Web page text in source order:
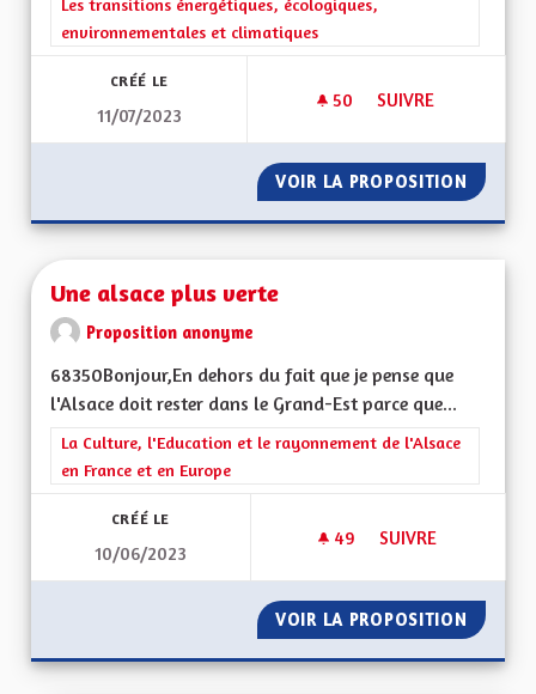
Filtrer les résultats de la catégorie : Les transitions
Les transitions énergétiques, écologiques,
environnementales et climatiques
CRÉÉ LE
11/07/2023
50 50 ABONNÉS
SUIVRE
VOIR LA PROPOSITION UNE
Une alsace plus verte
Proposition anonyme
68350Bonjour,En dehors du fait que je pense que
l'Alsace doit rester dans le Grand-Est parce que...
Filtrer les résultats de la catégorie : La Culture, l'Education et
La Culture, l'Education et le rayonnement de l'Alsace
en France et en Europe
CRÉÉ LE
10/06/2023
49 49 ABONNÉS
SUIVRE
VOIR LA PROPOSITION UNE